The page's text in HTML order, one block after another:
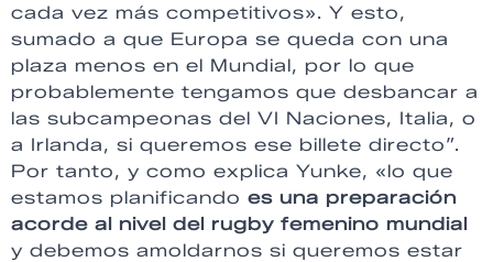
cada vez más competitivos». Y esto,
sumado a que Europa se queda con una
plaza menos en el Mundial, por lo que
probablemente tengamos que desbancar a
las subcampeonas del VI Naciones, Italia, o
a Irlanda, si queremos ese billete directo”.
Por tanto, y como explica Yunke, «lo que
estamos planificando es una preparación
acorde al nivel del rugby femenino mundial
y debemos amoldarnos si queremos estar